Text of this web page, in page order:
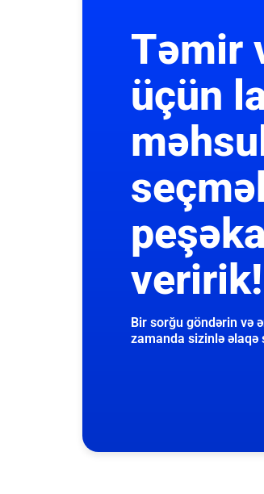
Təmir
üçün
veririk!
Bir sorğu göndərin və
zamanda sizinlə əlaqə